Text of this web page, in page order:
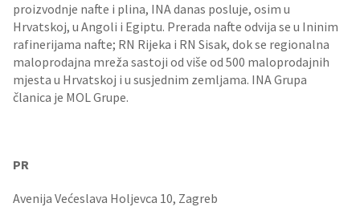
proizvodnje nafte i plina, INA danas posluje, osim u
Hrvatskoj, u Angoli i Egiptu. Prerada nafte odvija se u Ininim
rafinerijama nafte; RN Rijeka i RN Sisak, dok se regionalna
maloprodajna mreža sastoji od više od 500 maloprodajnih
mjesta u Hrvatskoj i u susjednim zemljama. INA Grupa
članica je MOL Grupe.
PR
Avenija Većeslava Holjevca 10, Zagreb